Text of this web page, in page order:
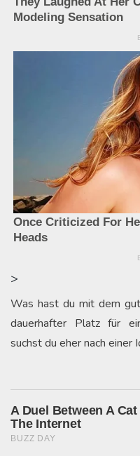
>
Was hast du mit dem
dauerhafter Platz für
suchst du eher nach einer